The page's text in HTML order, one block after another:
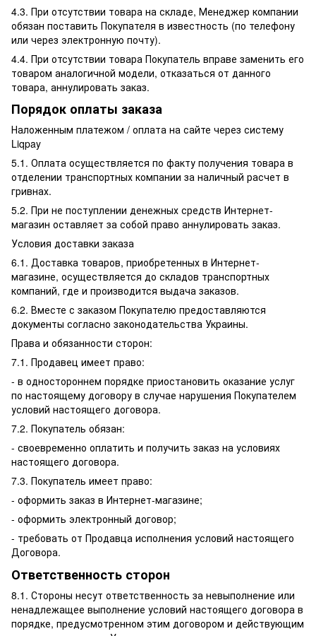
4.3. При отсутствии товара на складе, Менеджер компании
обязан поставить Покупателя в известность (по телефону
или через электронную почту).
4.4. При отсутствии товара Покупатель вправе заменить его
товаром аналогичной модели, отказаться от данного
товара, аннулировать заказ.
Порядок оплаты заказа
Наложенным платежом / оплата на сайте через систему
Liqpay
5.1. Оплата осуществляется по факту получения товара в
отделении транспортных компании за наличный расчет в
гривнах.
5.2. При не поступлении денежных средств Интернет-
магазин оставляет за собой право аннулировать заказ.
Условия доставки заказа
6.1. Доставка товаров, приобретенных в Интернет-
магазине, осуществляется до складов транспортных
компаний, где и производится выдача заказов.
6.2. Вместе с заказом Покупателю предоставляются
документы согласно законодательства Украины.
Права и обязанности сторон:
7.1. Продавец имеет право:
- в одностороннем порядке приостановить оказание услуг
по настоящему договору в случае нарушения Покупателем
условий настоящего договора.
7.2. Покупатель обязан:
- своевременно оплатить и получить заказ на условиях
настоящего договора.
7.3. Покупатель имеет право:
- оформить заказ в Интернет-магазине;
- оформить электронный договор;
- требовать от Продавца исполнения условий настоящего
Договора.
Ответственность сторон
8.1. Стороны несут ответственность за невыполнение или
ненадлежащее выполнение условий настоящего договора в
порядке, предусмотренном этим договором и действующим